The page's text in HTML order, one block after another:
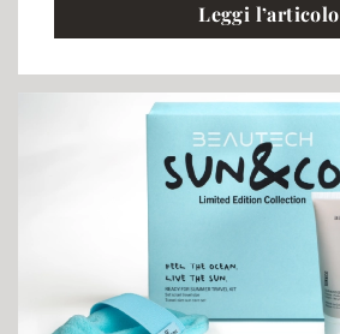
Leggi l’articolo